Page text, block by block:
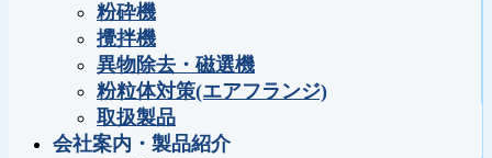
粉砕機
攪拌機
異物除去・磁選機
粉粒体対策(エアフランジ)
取扱製品
会社案内・製品紹介